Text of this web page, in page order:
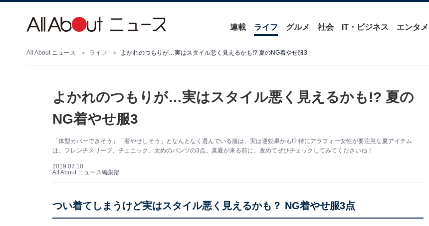
連載 ライフ グルメ 社会 IT・ビジネス エンタメ
All About ニュース ライフ よかれのつもりが…実はスタイル悪く見えるかも!? 夏のNG着やせ服3
よかれのつもりが…実はスタイル悪く見えるかも!? 夏の
NG着やせ服3
「体型カバーできそう」「着やせしそう」となんとなく選んでいる服は、実は逆効果かも!? 特にアラフォー女性が要注意な夏アイテム
は、フレンチスリーブ、チュニック、太めのパンツの3点。真夏が来る前に、改めてぜひチェックしてみてくださいね！
2019.07.10
All About ニュース編集部
つい着てしまうけど実はスタイル悪く見えるかも？ NG着やせ服3点